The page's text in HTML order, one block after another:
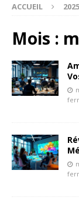
ACCUEIL 2025
Mois :